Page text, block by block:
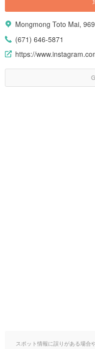
Mongmong Toto Mai,
(671) 646-5871
https://
スポット情報に誤りがある場合